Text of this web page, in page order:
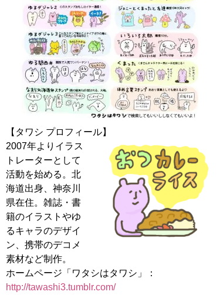
2007年よりイラス
トレーターとして
活動を始める。北
海道出身、神奈川
県在住。雑誌・書
籍のイラストやゆ
るキャラのデザイ
ン、携帯のデコメ
素材など制作。
http://tawashi3.tumblr.com/